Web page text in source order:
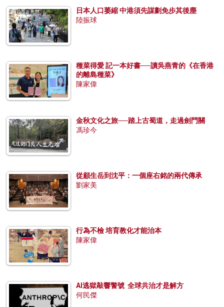
日本人口萎縮 中港須先謀劃免步其後塵
陸振球
種菜得愛 記一本好書──讀吳燕青的《在香港
的離島種菜》
陳家偉
金秋文化之旅──踏上古蜀道，走過劍門關
馮珍今
從顧生岳到沈平：一個座右銘的兩代傳承
劉家美
行為不檢 培育教化才能治本
陳家偉
AI逃獄敲響警號 全球共治才是解方
何民傑